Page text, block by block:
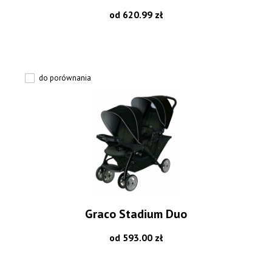
od 620.99 zł
do porównania
Graco Stadium Duo
od 593.00 zł